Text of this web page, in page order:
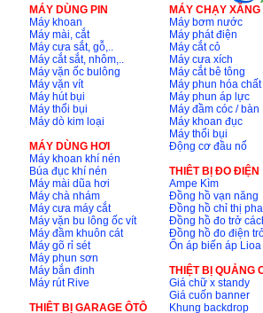
MÁY DÙNG PIN
Máy khoan
Máy mài, cắt
Máy cưa sắt, gỗ,..
Máy cắt sắt, nhôm,..
Máy vặn ốc bulông
Máy vặn vít
Máy hút bụi
Máy thổi bụi
Máy dò kim loại
MÁY DÙNG HƠI
Máy khoan khí nén
Búa đục khí nén
Máy mài dũa hơi
Máy chà nhám
Máy cưa máy cắt
Máy vặn bu lông ốc vít
Máy đầm khuôn cát
Máy gõ rỉ sét
Máy phun sơn
Máy bắn đinh
Máy rút Rive
THIÊT BỊ GARAGE ÔTÔ
MÁY CHẠY
Máy bơm nước
Máy phát điện
Máy cắt cỏ
Máy cưa xích
Máy cắt bê tông
Máy phun hóa chất
Máy phun áp lực
Máy đầm cóc / bàn
Máy khoan đục
Máy thổi bụi
Động cơ đầu nổ
THIÊT BỊ ĐO ĐIỆN
Ampe Kìm
Đồng hồ vạn năng
Đồng hồ chỉ thị pha
Đồng hồ đo trở
Đồng hồ đo điện
Ổn áp biến áp Lioa
THIỆT BỊ QUẢNG
Giá chữ x standy
Giá cuốn banner
Khung backdrop